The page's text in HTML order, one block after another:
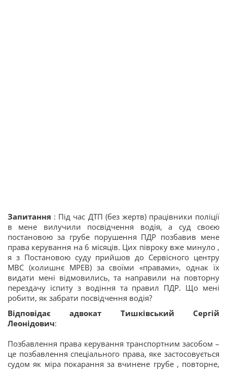
Запитання : Під час ДТП (без жертв) працівники поліції
в мене вилучили посвідчення водія, а суд своєю
постановою за грубе порушення ПДР позбавив мене
права керування на 6 місяців. Цих півроку вже минуло ,
я з Постановою суду прийшов до Сервісного центру
МВС (колишнє МРЕВ) за своїми «правами», однак їх
видати мені відмовились, та направили на повторну
перездачу іспиту з водіння та правил ПДР. Що мені
робити, як забрати посвідчення водія?
Відповідає адвокат Тишківський Сергій
Леонідович:
Позбавлення права керування транспортним засобом –
це позбавлення спеціального права, яке застосовується
судом як міра покарання за вчинене грубе , повторне,